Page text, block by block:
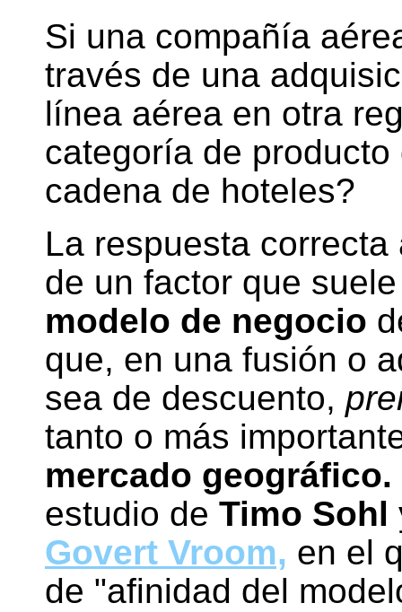
Si una compañía
través de una
línea aérea en otra
categoría de
cadena de hoteles?
La respuesta
de un factor que
modelo de negocio
que, en una fusión o
sea de descuento,
tanto o más
mercado geográfico.
estudio de Timo Sohl
Govert Vroom, en el
de "afinidad del